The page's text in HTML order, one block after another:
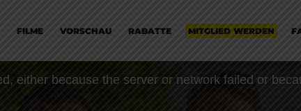
FILME VORSCHAU RABATTE MITGLIED WERDEN
either because the server or network failed or